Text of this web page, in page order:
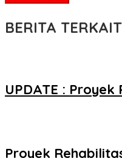
BERITA TERKAIT
UPDATE :
Proyek